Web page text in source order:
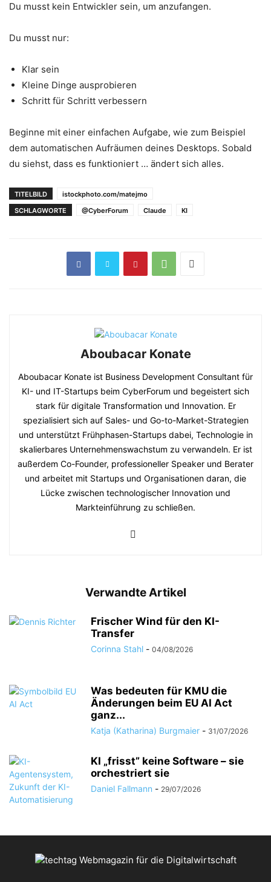
Du musst kein Entwickler sein, um anzufangen.
Du musst nur:
Klar sein
Kleine Dinge ausprobieren
Schritt für Schritt verbessern
Beginne mit einer einfachen Aufgabe, wie zum Beispiel
dem automatischen Aufräumen deines Desktops. Sobald
du siehst, dass es funktioniert … ändert sich alles.
TITELBILD
istockphoto.com/matejmo
SCHLAGWORTE
@CyberForum Claude KI
Aboubacar Konate
Aboubacar Konate ist Business Development Consultant für
KI- und IT-Startups beim CyberForum und begeistert sich
stark für digitale Transformation und Innovation. Er
spezialisiert sich auf Sales- und Go-to-Market-Strategien
und unterstützt Frühphasen-Startups dabei, Technologie in
skalierbares Unternehmenswachstum zu verwandeln. Er ist
außerdem Co-Founder, professioneller Speaker und Berater
und arbeitet mit Startups und Organisationen daran, die
Lücke zwischen technologischer Innovation und
Markteinführung zu schließen.
Verwandte Artikel
Frischer Wind für den KI-
Transfer
Corinna Stahl - 04/08/2026
Was bedeuten für KMU die
Änderungen beim EU AI Act
ganz...
Katja (Katharina) Burgmaier - 31/07/2026
KI „frisst” keine Software – sie
orchestriert sie
Daniel Fallmann - 29/07/2026